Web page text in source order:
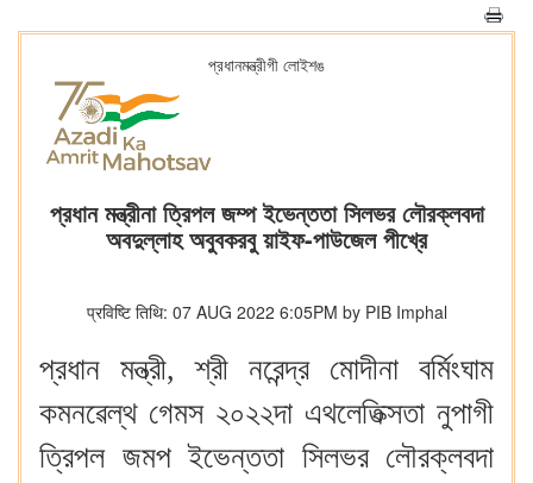
প্রধানমন্ত্রীগী লোইশঙ
প্রধান মন্ত্রীনা ত্রিপল জম্প ইভেন্ততা সিলভর লৌরক্লবদা
অবদুল্লাহ অবুবকরবু য়াইফ-পাউজেল পীখ্রে
प्रविष्टि तिथि: 07 AUG 2022 6:05PM by PIB Imphal
প্রধান মন্ত্রী, শ্রী নরেন্দ্র মোদীনা বর্মিংঘাম
কমনৱেল্থ গেমস ২০২২দা এথলেতিক্সতা নুপাগী
ত্রিপল জমপ ইভেন্ততা সিলভর লৌরক্লবদা